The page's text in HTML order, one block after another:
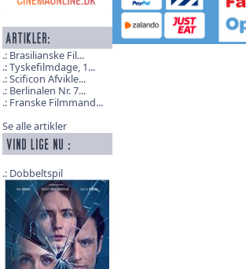
Brasilianske Fil...
Tyskefilmdage, 1...
Scificon Afvikle...
Berlinalen Nr. 7...
Franske Filmmand...
Se alle artikler
Dobbeltspil